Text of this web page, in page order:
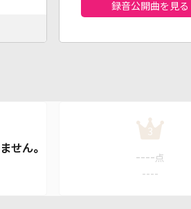
録音公開曲を見る
3
---- 点
----